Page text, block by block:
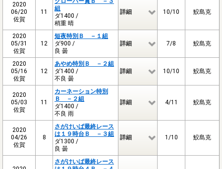
2020
06/20
佐賀
11
組
ダ1400 /
稍重 晴
詳細 10/10 鮫島克
2020
05/31
佐賀
12
短夜特別Ｂ －１組
ダ900 /
良 曇
詳細 7/8 鮫島克
2020
05/16
佐賀
12
あやめ特別Ｂ －２組
ダ1400 /
不良 曇
詳細 10/10 鮫島克
2020
05/03
佐賀
11
カーネーション特別
Ｂ －２組
ダ1400 /
不良 雨
詳細 4/11 鮫島克
2020
04/26
佐賀
8
さがけいば最終レース
は１９時台Ｂ －３組
ダ1300 /
良 曇
詳細 1/10 鮫島克
さがけいば最終レース